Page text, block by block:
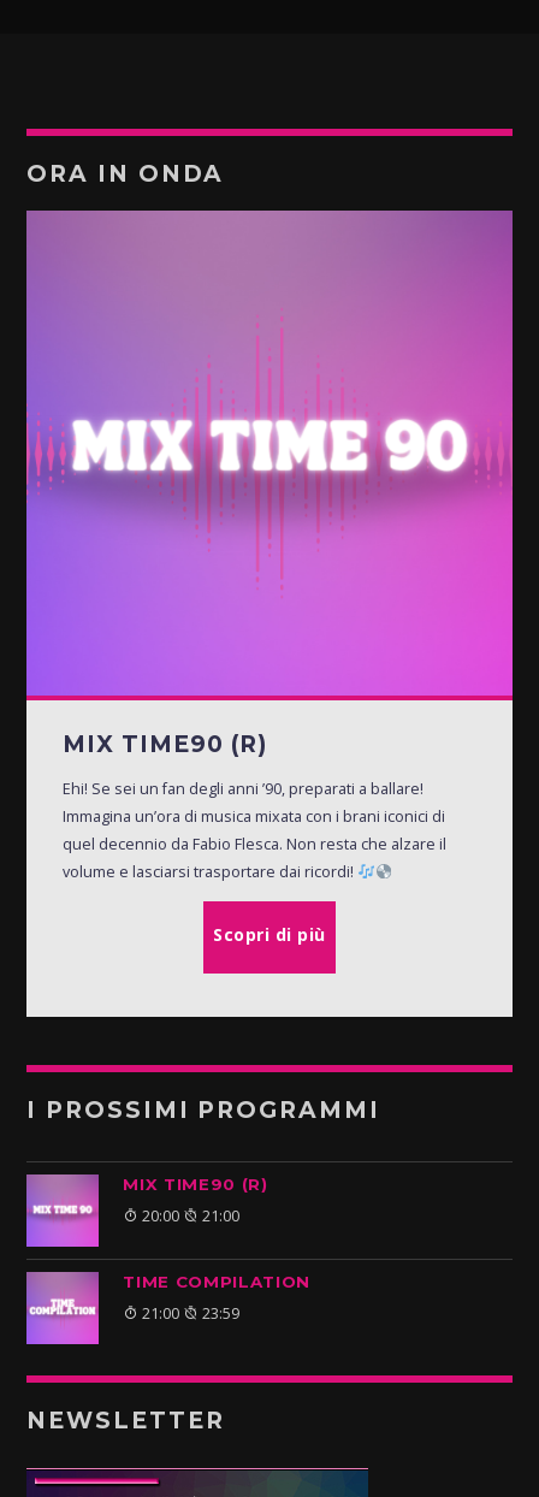
ORA IN ONDA
MIX TIME90 (R)
Ehi! Se sei un fan degli anni ’90, preparati a ballare!
Immagina un’ora di musica mixata con i brani iconici di
quel decennio da Fabio Flesca. Non resta che alzare il
volume e lasciarsi trasportare dai ricordi!
Scopri di più
I PROSSIMI PROGRAMMI
MIX TIME90 (R)
20:00 21:00
TIME COMPILATION
21:00 23:59
NEWSLETTER